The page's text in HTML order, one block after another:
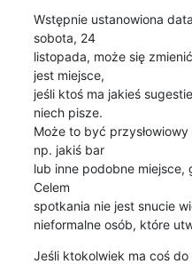
Wstępnie ustanowiona
sobota, 24
listopada, może się
jest miejsce,
jeśli ktoś ma jakieś
niech pisze.
Może to być
np. jakiś bar
lub inne podobne
Celem
spotkania nie jest snucie
nieformalne osób, które
Jeśli ktokolwiek ma coś